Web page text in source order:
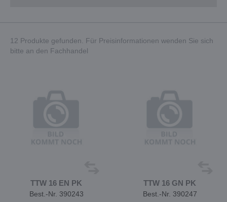
12 Produkte gefunden. Für Preisinformationen wenden Sie sich
bitte an den Fachhandel
TTW 16 EN PK
Best.-Nr. 390243
TTW 16 GN PK
Best.-Nr. 390247